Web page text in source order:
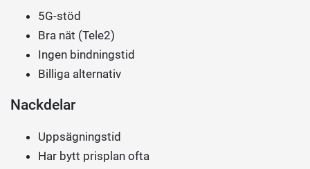
5G-stöd
Bra nät (Tele2)
Ingen bindningstid
Billiga alternativ
Nackdelar
Uppsägningstid
Har bytt prisplan ofta